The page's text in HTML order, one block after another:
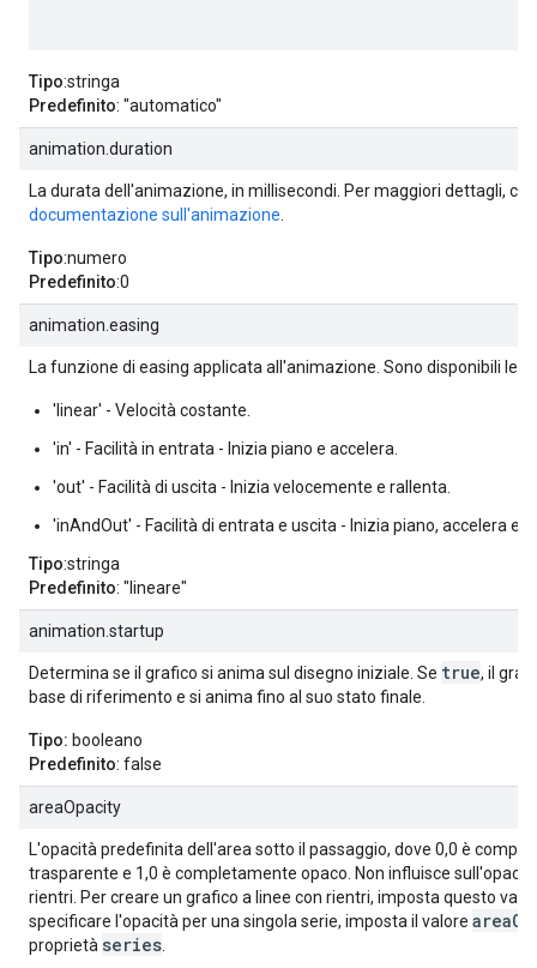
Tipo:stringa
Predefinito: "automatico"
animation.duration
La durata dell'animazione, in millisecondi. Per maggiori dettagli,
documentazione sull'animazione
Tipo:numero
Predefinito:0
animation.easing
La funzione di easing applicata all'animazione. Sono disponibili le
'linear' - Velocità costante.
'in' - Facilità in entrata - Inizia piano e accelera.
'out' - Facilità di uscita - Inizia velocemente e rallenta.
'inAndOut' - Facilità di entrata e uscita - Inizia piano, accelera e
Tipo:stringa
Predefinito: "lineare"
animation.startup
Determina se il grafico si anima sul disegno iniziale. Se true, il
base di riferimento e si anima fino al suo stato finale.
Tipo: booleano
Predefinito: false
areaOpacity
L'opacità predefinita dell'area sotto il passaggio, dove 0,0 è
trasparente e 1,0 è completamente opaco. Non influisce
rientri. Per creare un grafico a linee con rientri, imposta questo
specificare l'opacità per una singola serie, imposta il valore
proprietà series